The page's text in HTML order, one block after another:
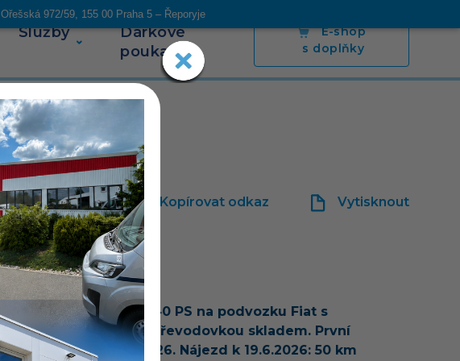
Ořešská 972/59, 155 00 Praha 5 – Řeporyje
Blog Napsali o nás Poradíme Kontakt
Služby
Dárkové
poukazy
E-shop
s doplňky
Sdílet Kopírovat odkaz Vytisknout
O vozidle
Carado T447, 140 PS na podvozku Fiat s
automatickou převodovkou skladem. První
registrace 2/2026. Nájezd k 19.6.2026: 50 km